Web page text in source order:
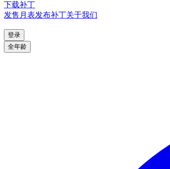
下载补丁
发售月表发布补丁关于我们
登录
全年龄